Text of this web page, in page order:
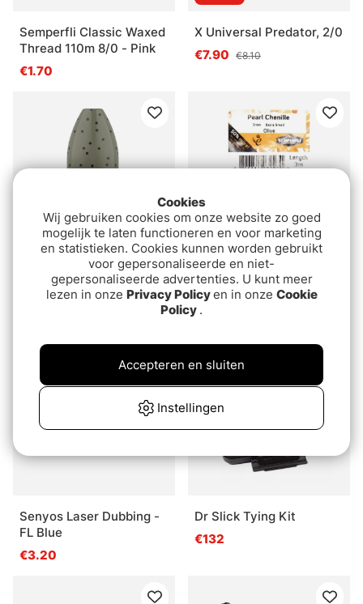
Semperfli Classic Waxed
Thread 110m 8/0 - Pink
€1.70
X Universal Predator, 2/0
€7.90 €8.10
Jaeger Tungsten Bullet
Weight Green Pumpkin
Semperfli Pearl Chenille
1mm - Olive
€3.50
Senyos Laser Dubbing -
FL Blue
€3.20
Dr Slick Tying Kit
€132
Cookies
Wij gebruiken cookies om onze website zo goed
mogelijk te laten functioneren en voor marketing
en statistieken. Cookies kunnen worden gebruikt
voor gepersonaliseerde en niet-
gepersonaliseerde advertenties. U kunt meer
lezen in onze Privacy Policyen in onze Cookie
Policy .
Instellingen
Accepteren en sluiten